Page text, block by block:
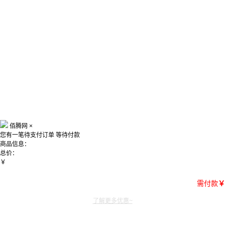
佰腾网 ×
您有一笔待支付订单 等待付款
商品信息：
总价：
￥
需付款￥
了解更多优惠~